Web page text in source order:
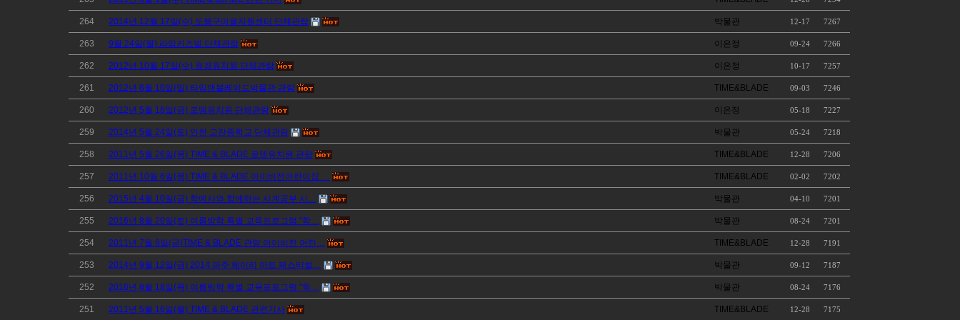
264 2014년 12월 17일(수) 도봉구마을지원센터 단체관람 박물관 12-17 7267
263 9월 24일(월) 라임키즈빌 단체관람 이은정 09-24 7266
262 2012년 10월 17일(수) 유경유치원 단체관람 이은정 10-17 7257
261 2012년 6월 10일(일) 타임앤블레이드박물관 관람 TIME&BLADE 09-03 7246
260 2012년 5월 18일(금) 로뎀유치원 단체관람 이은정 05-18 7227
259 2014년 5월 24일(토) 인천 고잔중학교 단체관람 박물관 05-24 7218
258 2011년 5월 26일(목) TIME & BLADE 로뎀유치원 관람 TIME&BLADE 12-28 7206
257 2011년 10월 6일(목) TIME & BLADE 아이비전어린이집 … TIME&BLADE 02-02 7202
256 2015년 4월 10일(금) 학예사와 함께하는 시계공부 시… 박물관 04-10 7201
255 2016년 8월 20일(토) 여름방학 특별 교육프로그램 "학… 박물관 08-24 7201
254 2011년 7월 8일(금)TIME & BLADE 관람 아이비전 어린… TIME&BLADE 12-28 7191
253 2014년 9월 12일(금) 2014 파주 헤이리 아트 페스티벌… 박물관 09-12 7187
252 2016년 8월 18일(목) 여름방학 특별 교육프로그램 "학… 박물관 08-24 7176
251 2011년 5월 16일(월) TIME & BLADE 관련기사 TIME&BLADE 12-28 7175